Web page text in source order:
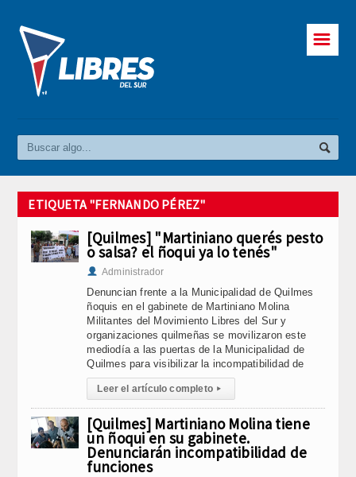
☰
ETIQUETA "FERNANDO PÉREZ"
[Quilmes] "Martiniano querés pesto
o salsa? el ñoqui ya lo tenés"
Administrador
Denuncian frente a la Municipalidad de Quilmes
ñoquis en el gabinete de Martiniano Molina
Militantes del Movimiento Libres del Sur y
organizaciones quilmeñas se movilizaron este
mediodía a las puertas de la Municipalidad de
Quilmes para visibilizar la incompatibilidad de
Leer el artículo completo ▸
[Quilmes] Martiniano Molina tiene
un ñoqui en su gabinete.
Denunciarán incompatibilidad de
funciones